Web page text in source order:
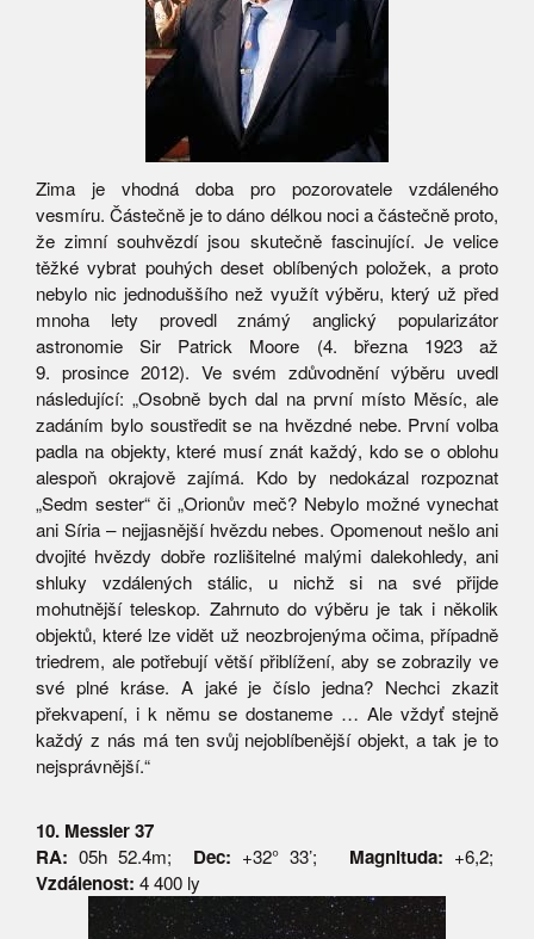
Zima je vhodná doba pro pozorovatele vzdáleného
vesmíru. Částečně je to dáno délkou noci a částečně proto,
že zimní souhvězdí jsou skutečně fascinující. Je velice
těžké vybrat pouhých deset oblíbených položek, a proto
nebylo nic jednoduššího než využít výběru, který už před
mnoha lety provedl známý anglický popularizátor
astronomie Sir Patrick Moore (4. března 1923 až
9. prosince 2012). Ve svém zdůvodnění výběru uvedl
následující: „Osobně bych dal na první místo Měsíc, ale
zadáním bylo soustředit se na hvězdné nebe. První volba
padla na objekty, které musí znát každý, kdo se o oblohu
alespoň okrajově zajímá. Kdo by nedokázal rozpoznat
„Sedm sester“ či „Orionův meč? Nebylo možné vynechat
ani Síria – nejjasnější hvězdu nebes. Opomenout nešlo ani
dvojité hvězdy dobře rozlišitelné malými dalekohledy, ani
shluky vzdálených stálic, u nichž si na své přijde
mohutnější teleskop. Zahrnuto do výběru je tak i několik
objektů, které lze vidět už neozbrojenýma očima, případně
triedrem, ale potřebují větší přiblížení, aby se zobrazily ve
své plné kráse. A jaké je číslo jedna? Nechci zkazit
překvapení, i k němu se dostaneme … Ale vždyť stejně
každý z nás má ten svůj nejoblíbenější objekt, a tak je to
nejsprávnější.“
10. Messier 37
RA: 05h 52.4m; Dec: +32° 33’; Magnituda: +6,2;
Vzdálenost: 4 400 ly